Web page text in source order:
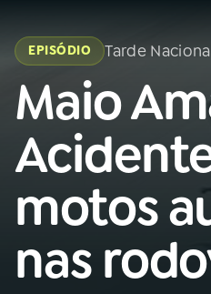
Buscar
na
Rádio
Nacional
AO
01INÍCIO
02 A RÁDIO
na
Rádio
EPISÓDIO Tarde
Maio
motos
nas